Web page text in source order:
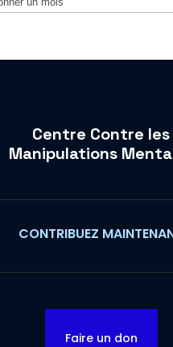
Centre Contre les
Manipulations
CONTRIBUEZ
Faire un don